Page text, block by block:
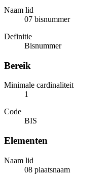
Naam lid
07 bisnummer
Definitie
Bisnummer
Bereik
Minimale cardinaliteit
1
Code
BIS
Elementen
Naam lid
08 plaatsnaam